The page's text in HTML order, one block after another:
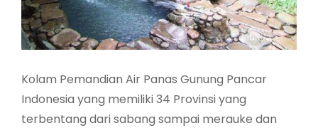
Kolam Pemandian Air Panas Gunung Pancar
Indonesia yang memiliki 34 Provinsi yang
terbentang dari sabang sampai merauke dan